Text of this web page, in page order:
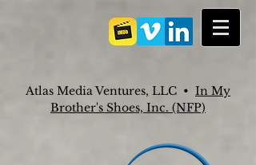
Atlas Media Ventures, LLC • In My
Brother's Shoes, Inc. (NFP)